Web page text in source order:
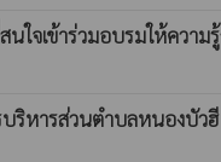
ใจเข้าร่วมอบรมให้ความ
บริหารส่วนตำบลหนองบั